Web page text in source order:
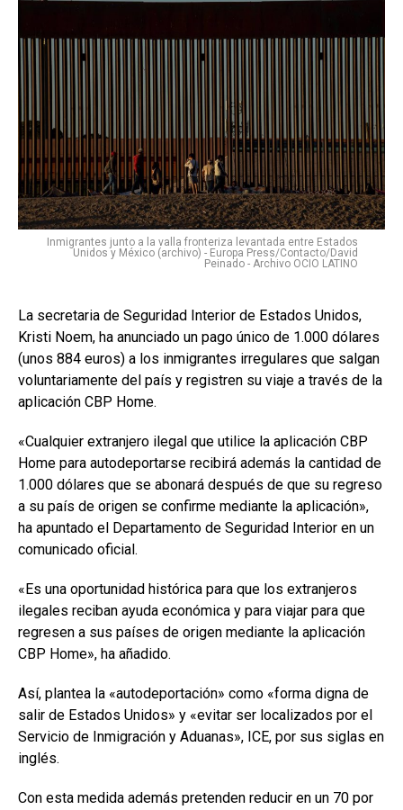
Inmigrantes junto a la valla fronteriza levantada entre Estados
Unidos y México (archivo) - Europa Press/Contacto/David
Peinado - Archivo OCIO LATINO
La secretaria de Seguridad Interior de Estados Unidos,
Kristi Noem, ha anunciado un pago único de 1.000 dólares
(unos 884 euros) a los inmigrantes irregulares que salgan
voluntariamente del país y registren su viaje a través de la
aplicación CBP Home.
«Cualquier extranjero ilegal que utilice la aplicación CBP
Home para autodeportarse recibirá además la cantidad de
1.000 dólares que se abonará después de que su regreso
a su país de origen se confirme mediante la aplicación»,
ha apuntado el Departamento de Seguridad Interior en un
comunicado oficial.
«Es una oportunidad histórica para que los extranjeros
ilegales reciban ayuda económica y para viajar para que
regresen a sus países de origen mediante la aplicación
CBP Home», ha añadido.
Así, plantea la «autodeportación» como «forma digna de
salir de Estados Unidos» y «evitar ser localizados por el
Servicio de Inmigración y Aduanas», ICE, por sus siglas en
inglés.
Con esta medida además pretenden reducir en un 70 por